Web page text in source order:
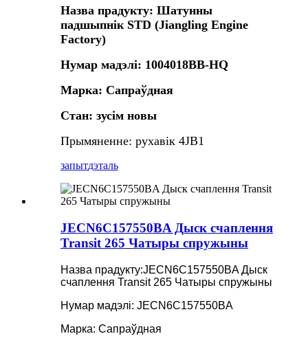
Назва прадукту: Шатунны
падшыпнік STD (Jiangling Engine
Factory)
Нумар мадэлі: 1004018BB-HQ
Марка: Сапраўдная
Стан: зусім новы
Прымяненне: рухавік 4JB1
запытдэталь
JECN6C157550BA Дыск счаплення
Transit 265 Чатыры спружыны
Назва прадукту:JECN6C157550BA Дыск
счаплення Transit 265 Чатыры спружыны
Нумар мадэлі: JECN6C157550BA
Марка: Сапраўдная